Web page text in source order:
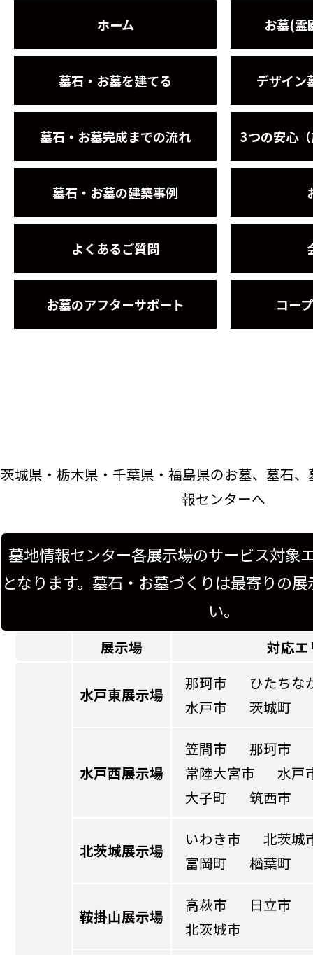
ホーム
墓石・お墓を建てる
墓石・お墓完成までの流れ
墓石・お墓の建築事例
よくあるご質問
お墓のアフターサポート
お墓(霊
デザイン
3つの安心
コー
茨城県・栃木県・千葉県・福島県のお墓、墓石
報センターへ
墓地情報センター各展示場のサービス対象
となります。墓石・お墓づくりは最寄りの
い。
展示場 対応エ
水戸東展示場
那珂市
ひたちな
水戸市
茨城町
水戸西展示場
笠間市
那珂市
常陸大宮市
水戸
大子町
筑西市
北茨城展示場
いわき市
北茨城
富岡町
楢葉町
鞍掛山展示場
高萩市
日立市
北茨城市